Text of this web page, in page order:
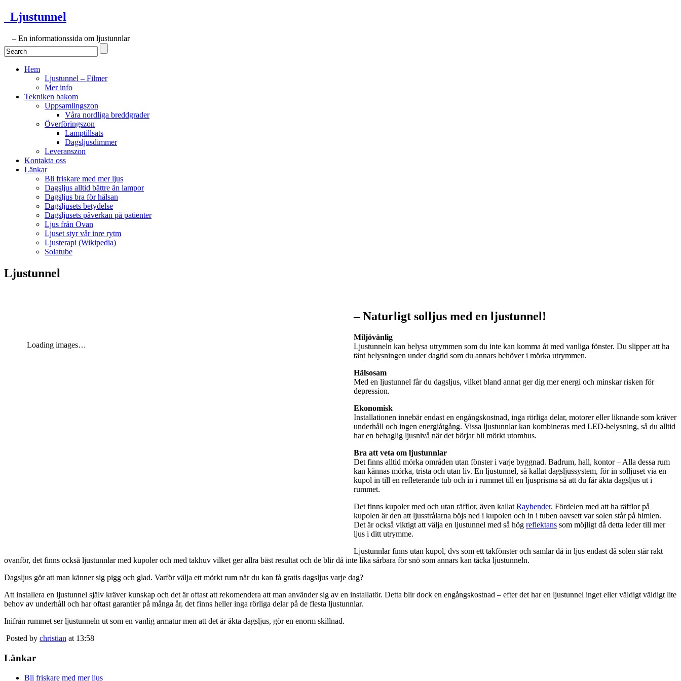
Ljustunnel
– En informationssida om ljustunnlar
Hem
Ljustunnel – Filmer
Mer info
Tekniken bakom
Uppsamlingszon
Våra nordliga breddgrader
Överföringszon
Lamptillsats
Dagsljusdimmer
Leveranszon
Kontakta oss
Länkar
Bli friskare med mer ljus
Dagsljus alltid bättre än lampor
Dagsljus bra för hälsan
Dagsljusets betydelse
Dagsljusets påverkan på patienter
Ljus från Ovan
Ljuset styr vår inre rytm
Ljusterapi (Wikipedia)
Solatube
Ljustunnel
Loading images…
– Naturligt solljus med en ljustunnel!
Miljövänlig
Ljustunneln kan belysa utrymmen som du inte kan komma åt med vanliga fönster. Du slipper att ha
tänt belysningen under dagtid som du annars behöver i mörka utrymmen.
Hälsosam
Med en ljustunnel får du dagsljus, vilket bland annat ger dig mer energi och minskar risken för
depression.
Ekonomisk
Installationen innebär endast en engångskostnad, inga rörliga delar, motorer eller liknande som kräver
underhåll och ingen energiåtgång. Vissa ljustunnlar kan kombineras med LED-belysning, så du alltid
har en behaglig ljusnivå när det börjar bli mörkt utomhus.
Bra att veta om ljustunnlar
Det finns alltid mörka områden utan fönster i varje byggnad. Badrum, hall, kontor – Alla dessa rum
kan kännas mörka, trista och utan liv. En ljustunnel, så kallat dagsljussystem, för in solljuset via en
kupol in till en refleterande tub och in i rummet till en ljusprisma så att du får äkta dagsljus ut i
rummet.
Det finns kupoler med och utan räfflor, även kallatRaybender. Fördelen med att ha räfflor på
kupolen är den att ljusstrålarna böjs ned i kupolen och in i tuben oavsett var solen står på himlen.
Det är också viktigt att välja en ljustunnel med så hög reflektans som möjligt då detta leder till mer
ljus i ditt utrymme.
Ljustunnlar finns utan kupol, dvs som ett takfönster och samlar då in ljus endast då solen står rakt
ovanför, det finns också ljustunnlar med kupoler och med takhuv vilket ger allra bäst resultat och de blir då inte lika sårbara för snö som annars kan täcka ljustunneln.
Dagsljus gör att man känner sig pigg och glad. Varför välja ett mörkt rum när du kan få gratis dagsljus varje dag?
Att installera en ljustunnel själv kräver kunskap och det är oftast att rekomendera att man använder sig av en installatör. Detta blir dock en engångskostnad – efter det har en ljustunnel inget eller väldigt väldigt lite
behov av underhåll och har oftast garantier på många år, det finns heller inga rörliga delar på de flesta ljustunnlar.
Inifrån rummet ser ljustunneln ut som en vanlig armatur men att det är äkta dagsljus, gör en enorm skillnad.
Posted by christian at 13:58
Länkar
Bli friskare med mer ljus